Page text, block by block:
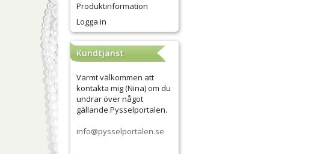
Produktinformation
Logga in
Kundtjänst
Varmt välkommen att
kontakta mig (Nina) om du
undrar över något
gällande Pysselportalen.
info@pysselportalen.se